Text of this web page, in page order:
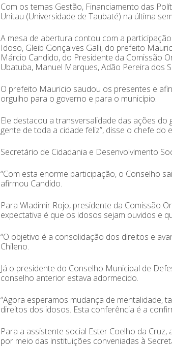
Com os temas Gestão, Financiamento das
Unitau (Universidade de Taubaté) na última
A mesa de abertura contou com a
Idoso, Gleib Gonçalves Galli, do prefeito
Márcio Candido, do Presidente da Comissão
Ubatuba, Manuel Marques, Adão Pereira dos
O prefeito Mauricio saudou os presentes e
orgulho para o governo e para o município.
Ele destacou a transversalidade das ações
gente de toda a cidade feliz”, disse o chefe do
Secretário de Cidadania e Desenvolvimento
“Com esta enorme participação, o Conselho
afirmou Candido.
Para Wladimir Rojo, presidente da Comissão
expectativa é que os idosos sejam ouvidos e
“O objetivo é a consolidação dos direitos e
Chileno.
Já o presidente do Conselho Municipal de
conselho anterior estava adormecido.
“Agora esperamos mudança de mentalidade,
direitos dos idosos. Esta conferência é a
Para a assistente social Ester Coelho da
por meio das instituições conveniadas à